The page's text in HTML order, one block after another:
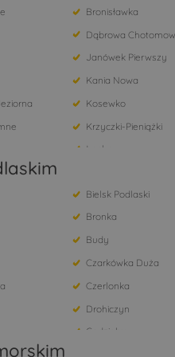
Bronisławka
Dąbrowa
Janówek Pierwszy
Kania Nowa
Kosewko
Krzyczki-Pieniążki
Łacha
Nowe Orzechowo
Olszewnica Stara
Pomiechówek
Radzymin
Stanisławów Drugi
Warszawa
Wólka Kikolska
Bielsk Podlaski
Bronka
Budy
Czarkówka Duża
Czerlonka
Drohiczyn
Godzieby